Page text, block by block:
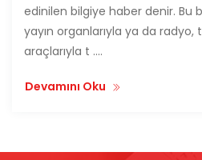
edinilen bilgiye haber denir. Bu
yayın organlarıyla ya da
araçlarıyla t ....
Devamını Oku